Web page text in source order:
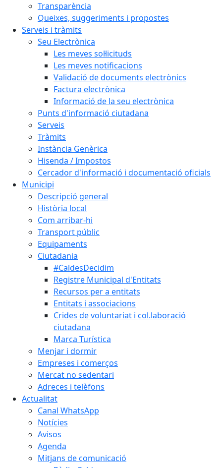
Transparència
Queixes, suggeriments i propostes
Serveis i tràmits
Seu Electrònica
Les meves sol·licituds
Les meves notificacions
Validació de documents electrònics
Factura electrònica
Informació de la seu electrònica
Punts d'informació ciutadana
Serveis
Tràmits
Instància Genèrica
Hisenda / Impostos
Cercador d'informació i documentació oficials
Municipi
Descripció general
Història local
Com arribar-hi
Transport públic
Equipaments
Ciutadania
#CaldesDecidim
Registre Municipal d'Entitats
Recursos per a entitats
Entitats i associacions
Crides de voluntariat i col.laboració
ciutadana
Marca Turística
Menjar i dormir
Empreses i comerços
Mercat no sedentari
Adreces i telèfons
Actualitat
Canal WhatsApp
Notícies
Avisos
Agenda
Mitjans de comunicació